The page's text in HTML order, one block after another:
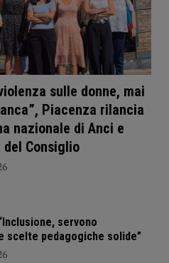
sulle donne, mai
Piacenza rilancia
nazionale di Anci e
Consiglio
servono
scelte pedagogiche solide”